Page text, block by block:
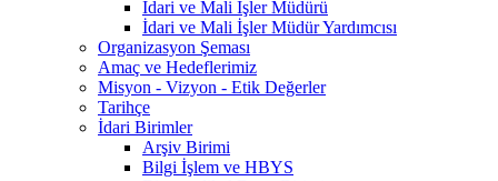
İdari ve Mali İşler Müdürü
İdari ve Mali İşler Müdür Yardımcısı
Organizasyon Şeması
Amaç ve Hedeflerimiz
Misyon - Vizyon - Etik Değerler
Tarihçe
İdari Birimler
Arşiv Birimi
Bilgi İşlem ve HBYS